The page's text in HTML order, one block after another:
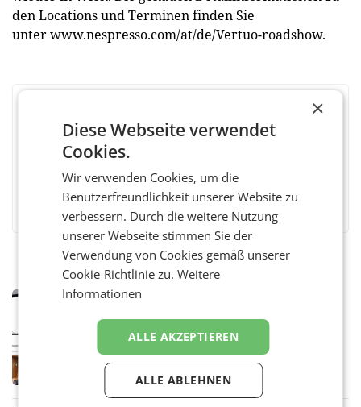
den Locations und Terminen finden Sie
unter www.nespresso.com/at/de/Vertuo-roadshow.
FacebookTwitter MessengerWhatsAppLinkedIn Teilen
MARKETING & MEDIA
Pilnacek-U-Ausschuss - Presserat
fordert sensible Berichterstattung
WIEN Der Presserat fordert Medienvertreter
dazu auf, im U-Ausschuss zu den
Ermittlungen rund um das Ableben des Ex-
Sektionschefs im Justizministerium, Christian
×
Diese Webseite verwendet
Cookies.
Wir verwenden Cookies, um die
Benutzerfreundlichkeit unserer Website zu
verbessern. Durch die weitere Nutzung
unserer Webseite stimmen Sie der
Verwendung von Cookies gemäß unserer
Cookie-Richtlinie zu.Weitere
Informationen
ALLE AKZEPTIEREN
ALLE ABLEHNEN